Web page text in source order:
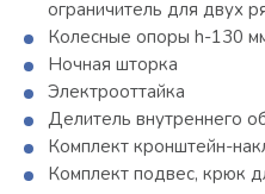
ограничитель для двух
Колесные опоры h-130
Ночная шторка
Электрооттайка
Делитель внутреннего
Комплект кронштейн-
Комплект подвес, крюк